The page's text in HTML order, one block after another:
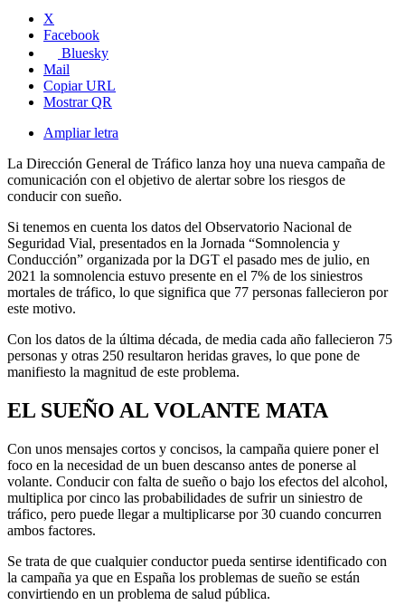
X
Facebook
Bluesky
Mail
Copiar URL
Mostrar QR
Ampliar letra
La Dirección General de Tráfico lanza hoy una nueva campaña de
comunicación con el objetivo de alertar sobre los riesgos de
conducir con sueño.
Si tenemos en cuenta los datos del Observatorio Nacional de
Seguridad Vial, presentados en la Jornada “Somnolencia y
Conducción” organizada por la DGT el pasado mes de julio, en
2021 la somnolencia estuvo presente en el 7% de los siniestros
mortales de tráfico, lo que significa que 77 personas fallecieron por
este motivo.
Con los datos de la última década, de media cada año fallecieron 75
personas y otras 250 resultaron heridas graves, lo que pone de
manifiesto la magnitud de este problema.
EL SUEÑO AL VOLANTE MATA
Con unos mensajes cortos y concisos, la campaña quiere poner el
foco en la necesidad de un buen descanso antes de ponerse al
volante. Conducir con falta de sueño o bajo los efectos del alcohol,
multiplica por cinco las probabilidades de sufrir un siniestro de
tráfico, pero puede llegar a multiplicarse por 30 cuando concurren
ambos factores.
Se trata de que cualquier conductor pueda sentirse identificado con
la campaña ya que en España los problemas de sueño se están
convirtiendo en un problema de salud pública.